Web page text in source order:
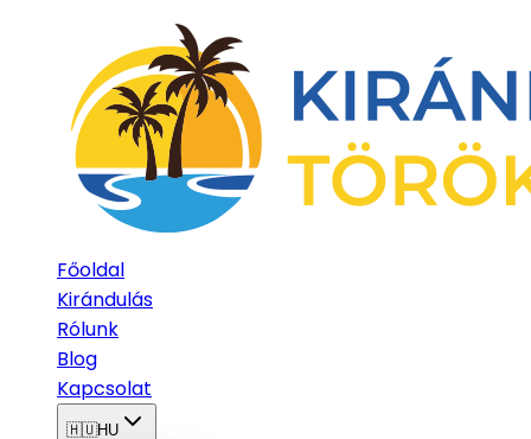
Főoldal
Kirándulás
Rólunk
Blog
Kapcsolat
🇭🇺HU